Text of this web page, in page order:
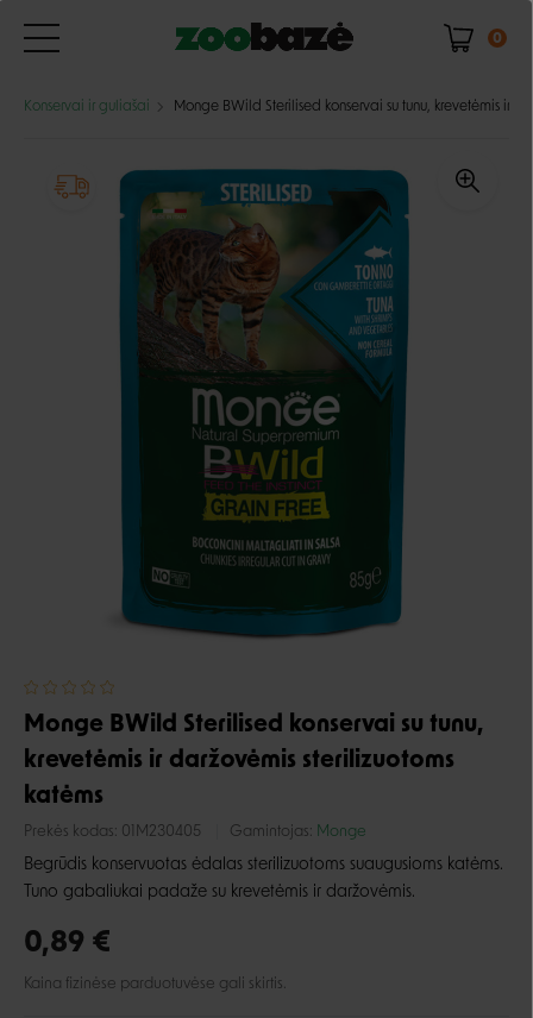
0
Konservai ir guliašai Monge BWild Sterilised konservai su tunu, krevetėmis ir
Monge BWild Sterilised konservai su tunu,
krevetėmis ir daržovėmis sterilizuotoms
katėms
Prekės kodas: 01M230405 Gamintojas: Monge
Begrūdis konservuotas ėdalas sterilizuotoms suaugusioms katėms.
Tuno gabaliukai padaže su krevetėmis ir daržovėmis.
0,89 €
Kaina fizinėse parduotuvėse gali skirtis.